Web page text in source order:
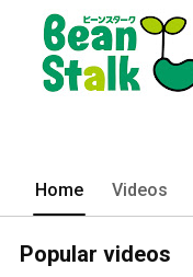
Home Videos
Popular videos